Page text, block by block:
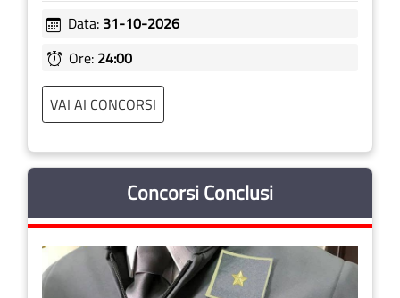
Data: 31-10-2026
Ore: 24:00
VAI AI CONCORSI
Concorsi Conclusi